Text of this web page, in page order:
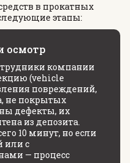
в прокатных
этапы:
осмотр
компании
(vehicle
повреждений,
не покрытых
дефекты, их
из депозита.
10 минут, но если
или с
— процесс